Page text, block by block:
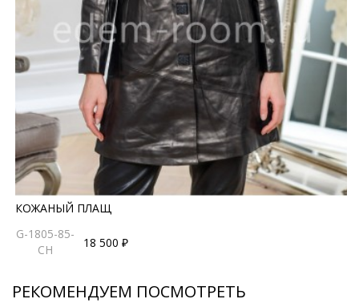
КОЖАНЫЙ ПЛАЩ
G-1805-85-
CH
18 500 ₽
РЕКОМЕНДУЕМ ПОСМОТРЕТЬ